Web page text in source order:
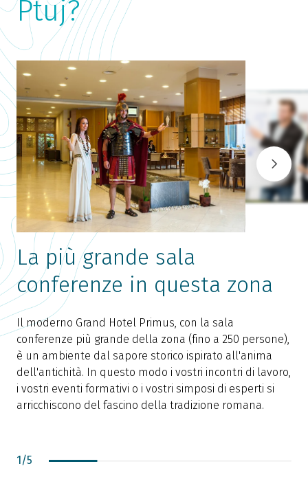
Ptuj?
La più grande sala
conferenze in questa zona
Il moderno Grand Hotel Primus, con la sala
conferenze più grande della zona (fino a 250 persone),
è un ambiente dal sapore storico ispirato all'anima
dell'antichità. In questo modo i vostri incontri di lavoro,
i vostri eventi formativi o i vostri simposi di esperti si
arricchiscono del fascino della tradizione romana.
1/5